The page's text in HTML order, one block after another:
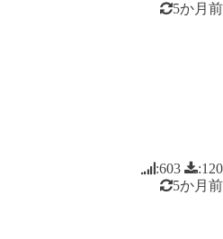
5か月前
:603
:120
5か月前